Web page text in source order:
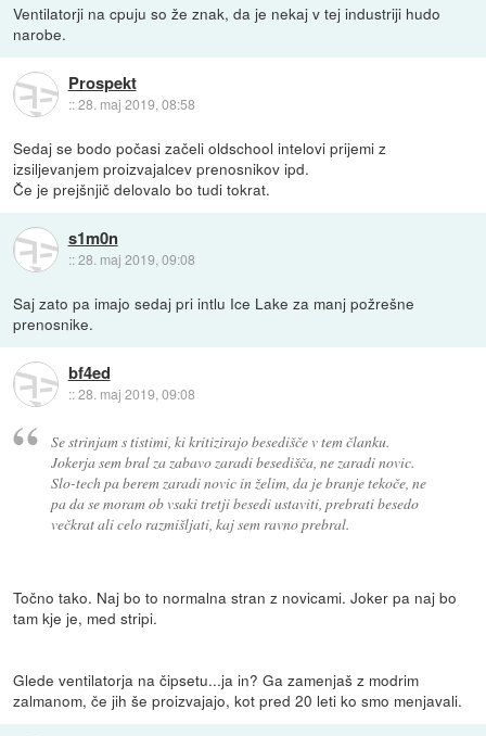
Ventilatorji na cpuju so že znak, da je nekaj v tej industriji hudo
narobe.
Prospekt
::28. maj 2019, 08:58
Sedaj se bodo počasi začeli oldschool intelovi prijemi z
izsiljevanjem proizvajalcev prenosnikov ipd.
Če je prejšnjič delovalo bo tudi tokrat.
s1m0n
::28. maj 2019, 09:08
Saj zato pa imajo sedaj pri intlu Ice Lake za manj požrešne
prenosnike.
bf4ed
::28. maj 2019, 09:08
Se strinjam s tistimi, ki kritizirajo besedišče v tem članku.
Jokerja sem bral za zabavo zaradi besedišča, ne zaradi novic.
Slo-tech pa berem zaradi novic in želim, da je branje tekoče, ne
pa da se moram ob vsaki tretji besedi ustaviti, prebrati besedo
večkrat ali celo razmišljati, kaj sem ravno prebral.
Točno tako. Naj bo to normalna stran z novicami. Joker pa naj bo
tam kje je, med stripi.
Glede ventilatorja na čipsetu...ja in? Ga zamenjaš z modrim
zalmanom, če jih še proizvajajo, kot pred 20 leti ko smo menjavali.